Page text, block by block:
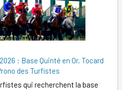
: Base Quinté en Or, Tocard
des Turfistes
qui recherchent la base